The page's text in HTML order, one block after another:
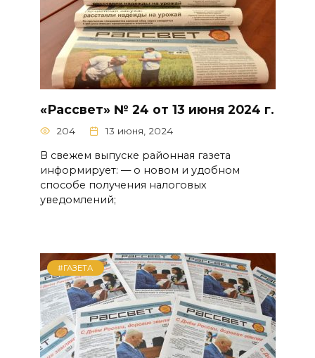
«Рассвет» № 24 от 13 июня 2024 г.
204 13 июня, 2024
В свежем выпуске районная газета
информирует: — о новом и удобном
способе получения налоговых
уведомлений;
#ГАЗЕТА